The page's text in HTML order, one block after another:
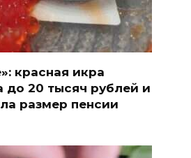
красная икра
20 тысяч рублей и
размер пенсии